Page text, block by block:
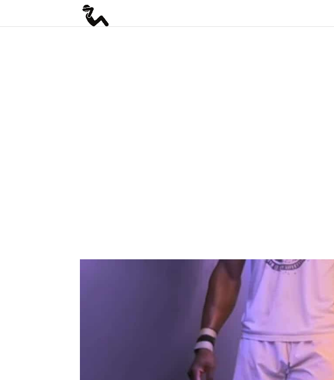
if(function_exists("seopress_display_breadcrumbs")) { seopress_display_breadcrumbs(); }